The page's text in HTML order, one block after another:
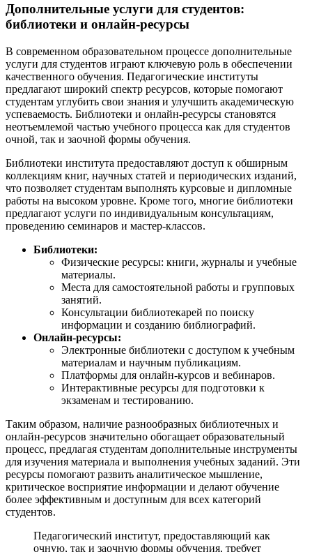
Дополнительные услуги для студентов:
библиотеки и онлайн-ресурсы
В современном образовательном процессе дополнительные
услуги для студентов играют ключевую роль в обеспечении
качественного обучения. Педагогические институты
предлагают широкий спектр ресурсов, которые помогают
студентам углубить свои знания и улучшить академическую
успеваемость. Библиотеки и онлайн-ресурсы становятся
неотъемлемой частью учебного процесса как для студентов
очной, так и заочной формы обучения.
Библиотеки института предоставляют доступ к обширным
коллекциям книг, научных статей и периодических изданий,
что позволяет студентам выполнять курсовые и дипломные
работы на высоком уровне. Кроме того, многие библиотеки
предлагают услуги по индивидуальным консультациям,
проведению семинаров и мастер-классов.
Библиотеки:
Физические ресурсы: книги, журналы и учебные
материалы.
Места для самостоятельной работы и групповых
занятий.
Консультации библиотекарей по поиску
информации и созданию библиографий.
Онлайн-ресурсы:
Электронные библиотеки с доступом к учебным
материалам и научным публикациям.
Платформы для онлайн-курсов и вебинаров.
Интерактивные ресурсы для подготовки к
экзаменам и тестированию.
Таким образом, наличие разнообразных библиотечных и
онлайн-ресурсов значительно обогащает образовательный
процесс, предлагая студентам дополнительные инструменты
для изучения материала и выполнения учебных заданий. Эти
ресурсы помогают развить аналитическое мышление,
критическое восприятие информации и делают обучение
более эффективным и доступным для всех категорий
студентов.
Педагогический институт, предоставляющий как
очную, так и заочную формы обучения, требует